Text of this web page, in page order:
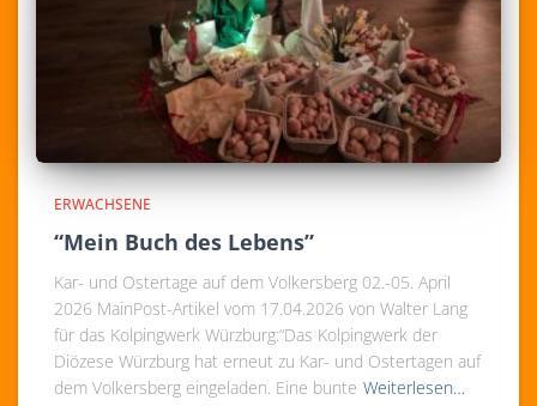
ERWACHSENE
“Mein Buch des Lebens”
Kar- und Ostertage auf dem Volkersberg 02.-05. April
2026 MainPost-Artikel vom 17.04.2026 von Walter Lang
für das Kolpingwerk Würzburg:“Das Kolpingwerk der
Diözese Würzburg hat erneut zu Kar- und Ostertagen auf
dem Volkersberg eingeladen. Eine bunte Weiterlesen…